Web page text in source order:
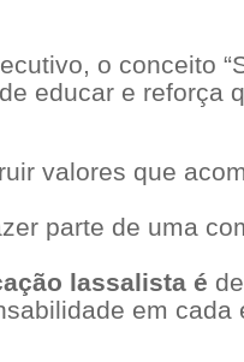
o conceito
educar e reforça
valores que
parte de uma
lassalista é
em cada